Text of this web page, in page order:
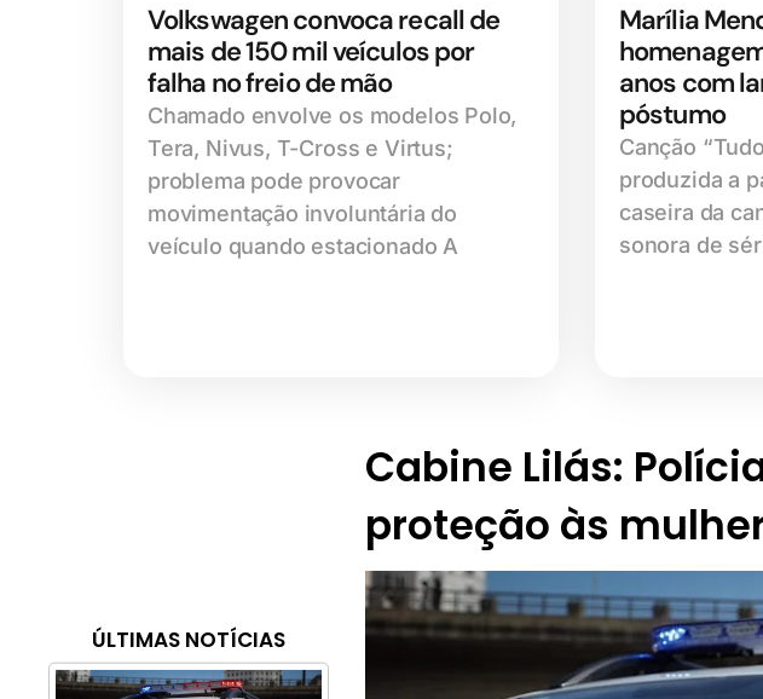
Volkswagen convoca recall de
mais de 150 mil veículos por
falha no freio de mão
Chamado envolve os modelos Polo,
Tera, Nivus, T-Cross e Virtus;
problema pode provocar
movimentação involuntária do
veículo quando estacionado A
Marília
anos com
póstumo
Canção
produzida a
caseira da
sonora de
ÚLTIMAS NOTÍCIAS
Cabine Lilás:
proteção às